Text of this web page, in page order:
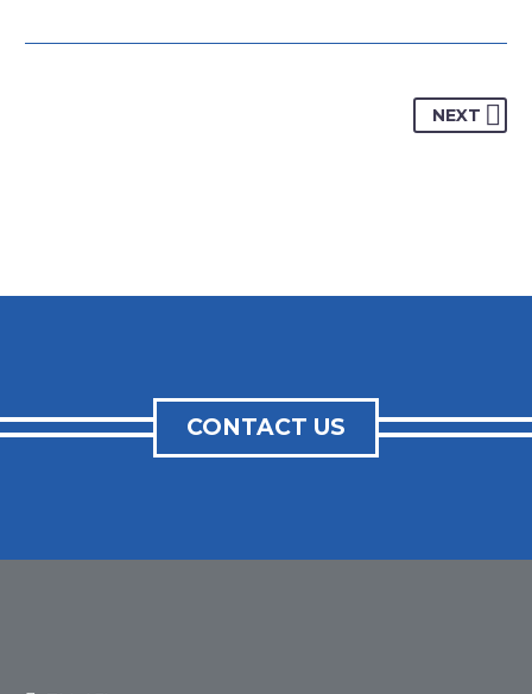
anything in an appearance of your website – with few
NEXT
CONTACT US